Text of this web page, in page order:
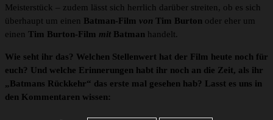
Meisterstück – zudem lässt sich herrlich darüber streiten, ob es sich
überhaupt um einen Batman-Film von Tim Burton oder eher um
einen Tim Burton-Film mit Batman handelt.
Wie seht ihr das? Welchen Stellenwert hat der Film heute noch für
euch? Und welche Erinnerungen habt ihr noch an die Zeit, als ihr
„Batmans Rückkehr“ das erste mal gesehen hab? Lasst es uns in
den Kommentaren wissen: